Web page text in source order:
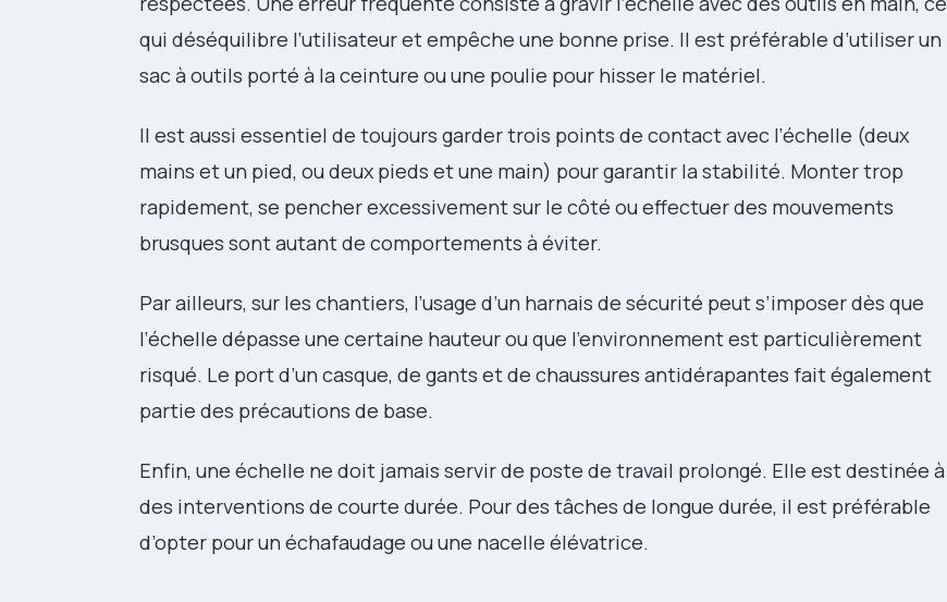
qui déséquilibre l’utilisateur et empêche une bonne prise. Il est préférable d’utiliser un
sac à outils porté à la ceinture ou une poulie pour hisser le matériel.
Il est aussi essentiel de toujours garder trois points de contact avec l’échelle (deux
mains et un pied, ou deux pieds et une main) pour garantir la stabilité. Monter trop
rapidement, se pencher excessivement sur le côté ou effectuer des mouvements
brusques sont autant de comportements à éviter.
Par ailleurs, sur les chantiers, l’usage d’un harnais de sécurité peut s’imposer dès que
l’échelle dépasse une certaine hauteur ou que l’environnement est particulièrement
risqué. Le port d’un casque, de gants et de chaussures antidérapantes fait également
partie des précautions de base.
Enfin, une échelle ne doit jamais servir de poste de travail prolongé. Elle est destinée à
des interventions de courte durée. Pour des tâches de longue durée, il est préférable
d’opter pour un échafaudage ou une nacelle élévatrice.